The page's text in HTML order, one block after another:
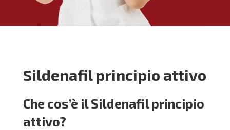
Sildenafil principio attivo
Che cos’è il Sildenafil principio
attivo?